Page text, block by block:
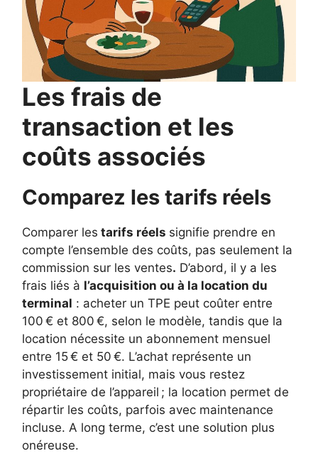
Les frais de
transaction et les
coûts associés
Comparez les tarifs réels
Comparer les tarifs réels signifie prendre en
compte l’ensemble des coûts, pas seulement la
commission sur les ventes. D’abord, il y a les
frais liés à l’acquisition ou à la location du
terminal : acheter un TPE peut coûter entre
100 € et 800 €, selon le modèle, tandis que la
location nécessite un abonnement mensuel
entre 15 € et 50 €. L’achat représente un
investissement initial, mais vous restez
propriétaire de l’appareil ; la location permet de
répartir les coûts, parfois avec maintenance
incluse. A long terme, c’est une solution plus
onéreuse.